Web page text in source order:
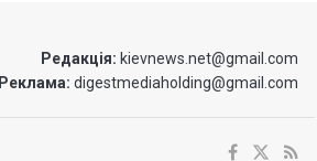
Редакція: kievnews.net@gmail.com
Реклама: digestmediaholding@gmail.com